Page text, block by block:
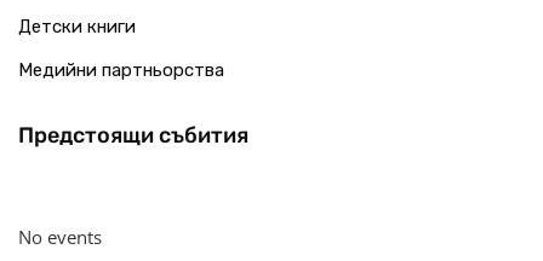
Детски книги
Медийни партньорства
Предстоящи събития
No events